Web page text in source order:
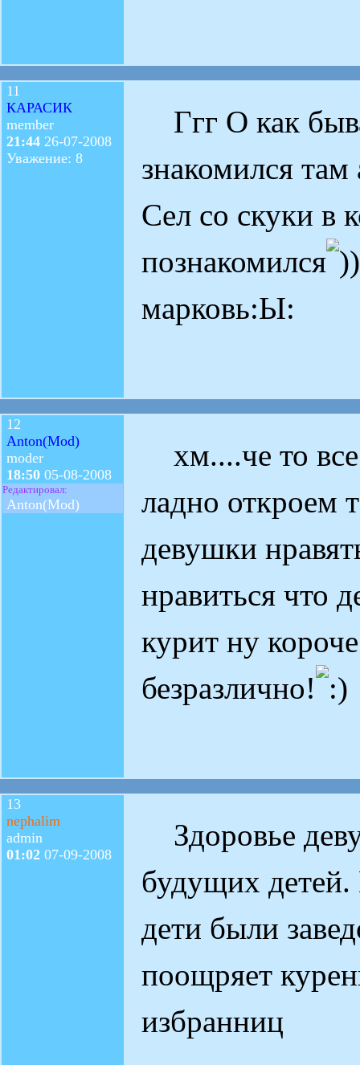
11
КАРАСИК
member
21:44 26-07-2008
Уважение: 8
Ггг О как
знакомился там
Сел со скуки в
познакомился
марковь:Ы:
12
Anton(Mod)
moder
18:50 05-08-2008
Редактировал:
Anton(Mod)
хм....че то все
ладно откроем
девушки
нравиться что
курит ну
безразлично!
13
nephalim
admin
01:02 07-09-2008
Здоровье
будущих детей.
дети были
поощряет
избранниц